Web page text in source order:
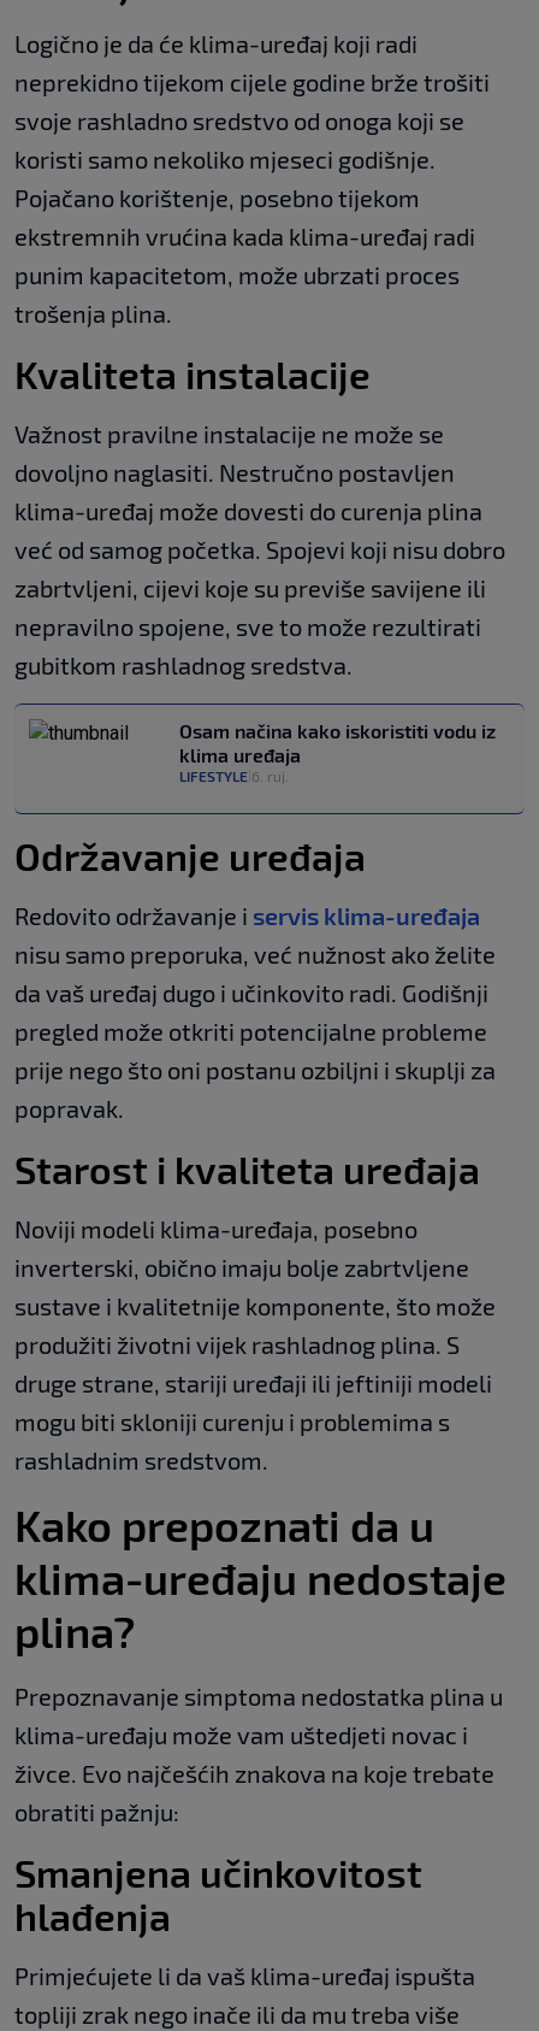
Logično je da će klima-uređaj koji radi
neprekidno tijekom cijele godine brže trošiti
svoje rashladno sredstvo od onoga koji se
koristi samo nekoliko mjeseci godišnje.
Pojačano korištenje, posebno tijekom
ekstremnih vrućina kada klima-uređaj radi
punim kapacitetom, može ubrzati proces
trošenja plina.
Kvaliteta instalacije
Važnost pravilne instalacije ne može se
dovoljno naglasiti. Nestručno postavljen
klima-uređaj može dovesti do curenja plina
već od samog početka. Spojevi koji nisu dobro
zabrtvljeni, cijevi koje su previše savijene ili
nepravilno spojene, sve to može rezultirati
gubitkom rashladnog sredstva.
Osam načina kako iskoristiti vodu iz
klima uređaja
LIFESTYLE 6. ruj.
Održavanje uređaja
Redovito održavanje i servis klima-uređaja
nisu samo preporuka, već nužnost ako želite
da vaš uređaj dugo i učinkovito radi. Godišnji
pregled može otkriti potencijalne probleme
prije nego što oni postanu ozbiljni i skuplji za
popravak.
Starost i kvaliteta uređaja
Noviji modeli klima-uređaja, posebno
inverterski, obično imaju bolje zabrtvljene
sustave i kvalitetnije komponente, što može
produžiti životni vijek rashladnog plina. S
druge strane, stariji uređaji ili jeftiniji modeli
mogu biti skloniji curenju i problemima s
rashladnim sredstvom.
Kako prepoznati da u
klima-uređaju nedostaje
plina?
Prepoznavanje simptoma nedostatka plina u
klima-uređaju može vam uštedjeti novac i
živce. Evo najčešćih znakova na koje trebate
obratiti pažnju:
Smanjena učinkovitost
hlađenja
Primjećujete li da vaš klima-uređaj ispušta
topliji zrak nego inače ili da mu treba više